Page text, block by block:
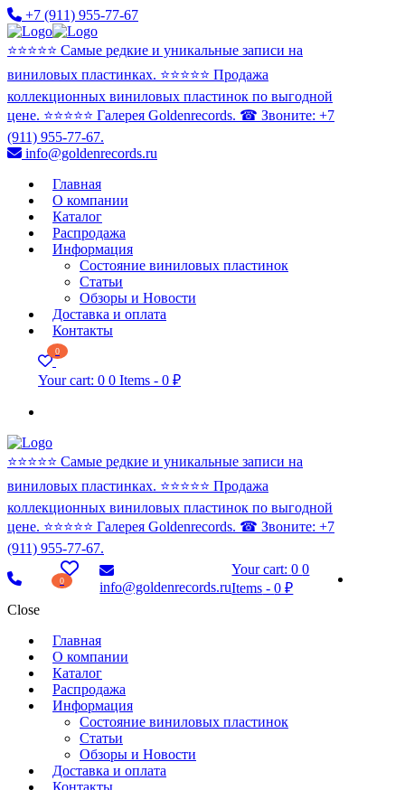
+7 (911) 955-77-67
⭐️⭐️⭐️⭐️⭐️ Самые редкие и уникальные записи на
виниловых пластинках. ⭐️⭐️⭐️⭐️⭐️ Продажа
коллекционных виниловых пластинок по выгодной
цене. ⭐️⭐️⭐️⭐️⭐️ Галерея Goldenrecords. ☎ Звоните: +7
(911) 955-77-67.
info@goldenrecords.ru
Главная
О компании
Каталог
Распродажа
Информация
Состояние виниловых пластинок
Статьи
Обзоры и Новости
Доставка и оплата
Контакты
0
Your cart: 0 0 Items - 0 ₽
⭐️⭐️⭐️⭐️⭐️ Самые редкие и уникальные записи на
виниловых пластинках. ⭐️⭐️⭐️⭐️⭐️ Продажа
коллекционных виниловых пластинок по выгодной
цене. ⭐️⭐️⭐️⭐️⭐️ Галерея Goldenrecords. ☎ Звоните: +7
(911) 955-77-67.
0 info@goldenrecords.ru
Your cart: 00
Items -0 ₽
Close
Главная
О компании
Каталог
Распродажа
Информация
Состояние виниловых пластинок
Статьи
Обзоры и Новости
Доставка и оплата
Контакты